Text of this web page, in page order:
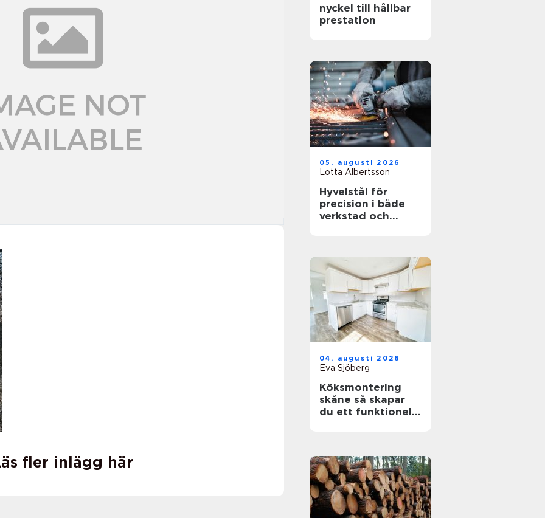
fler inlägg här
nyckel till hållbar
prestation
05. augusti 2026
Lotta Albertsson
Hyvelstål för
precision i både
verkstad och
04. augusti 2026
Eva Sjöberg
Köksmontering
skåne så skapar
du ett funktionellt